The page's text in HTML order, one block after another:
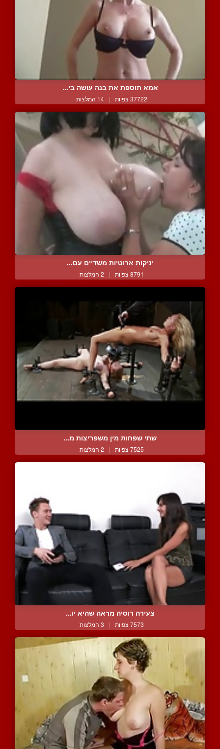
אמא תוספת את בנה עושה בי...
37722 צפיות | 14 המלצות
יניקות ארוטיות משדיים עם...
8791 צפיות | 2 המלצות
שתי שפחות מין משפריצות מ...
7525 צפיות | 2 המלצות
צעירה רוסיה מראה שהיא יו...
7573 צפיות | 3 המלצות